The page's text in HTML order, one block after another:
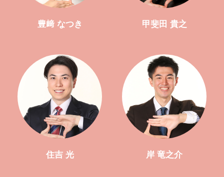
豊﨑 なつき 甲斐田 貴之
住吉 光 岸 竜之介